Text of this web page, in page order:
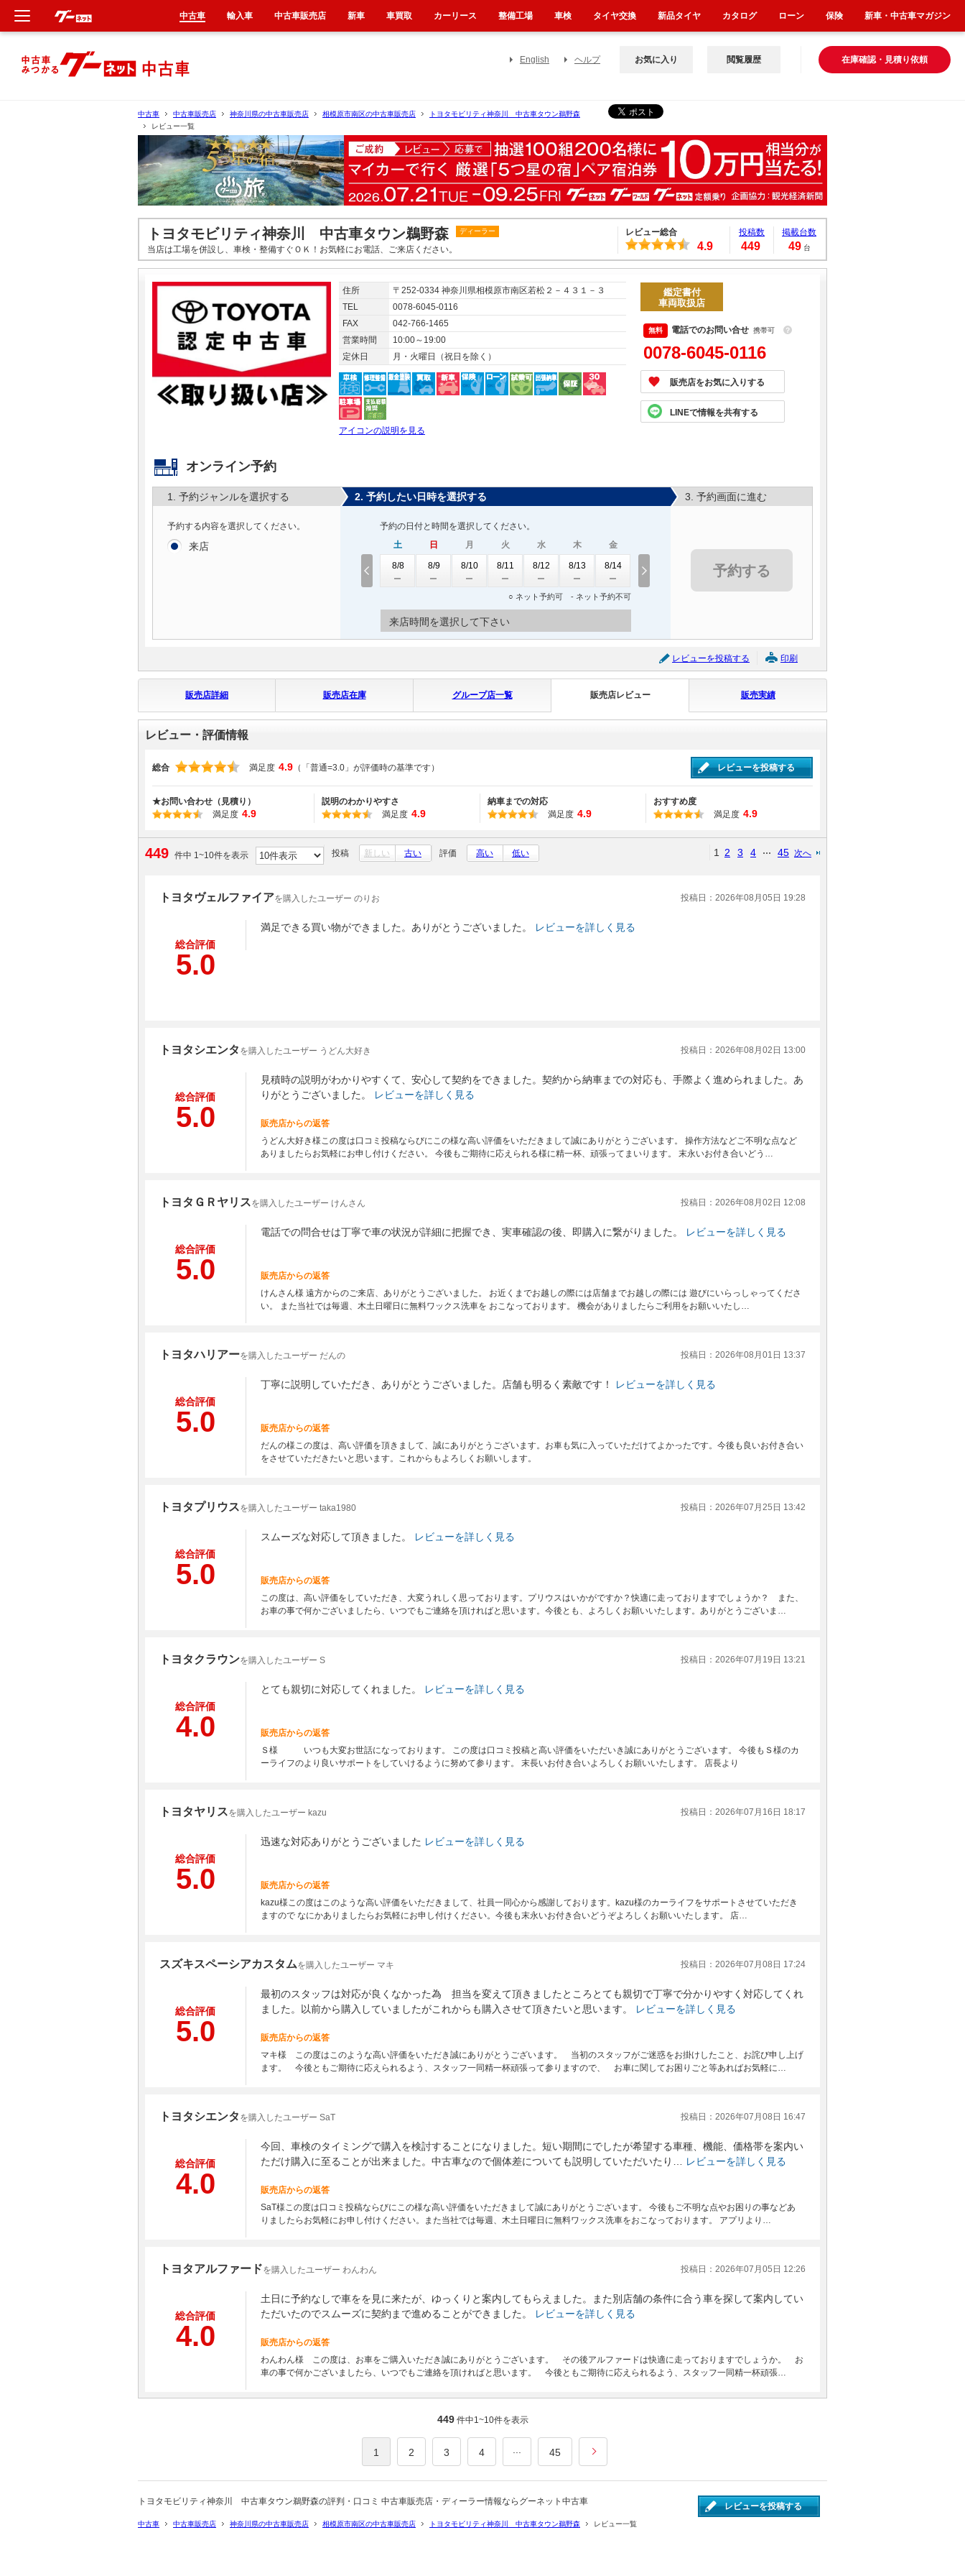
English ヘルプ 在庫確認・見積り依頼
お気に入り 閲覧履歴
中古車 中古車販売店 神奈川県の中古車販売店 相模原市南区の中古車販売店
トヨタモビリティ神奈川 中古車タウン鵜野森
レビュー一覧
トヨタモビリティ神奈川 中古車タウン鵜野森 ディーラー
当店は工場を併設し、車検・整備すぐＯＫ！お気軽にお電話、ご来店ください。
レビュー総合
4.9
投稿数
449
掲載台数
49 台
住所
〒252-0334 神奈川県相模原市南区若松２－４３１－３
TEL
0078-6045-0116
FAX
042-766-1465
営業時間
10:00～19:00
定休日
月・火曜日（祝日を除く）
アイコンの説明を見る
鑑定書付
車両取扱店
電話でのお問い合せ 携帯可 ？
0078-6045-0116
販売店をお気に入りする
LINEで情報を共有する
オンライン予約
1. 予約ジャンルを選択する
予約する内容を選択してください。
来店
2. 予約したい日時を選択する
予約の日付と時間を選択してください。
土
8/8
日
8/9
月
8/10
火
8/11
水
8/12
木
8/13
金
8/14
○ ネット予約可 - ネット予約不可
来店時間を選択して下さい
3. 予約画面に進む
予約する
レビューを投稿する 印刷
販売店詳細 販売店在庫 グループ店一覧 販売店レビュー 販売実績
レビュー・評価情報
総合 満足度 4.9 （「普通=3.0」が評価時の基準です） レビューを投稿する
★お問い合わせ（見積り）
満足度 4.9
説明のわかりやすさ
満足度 4.9
納車までの対応
満足度 4.9
おすすめ度
満足度 4.9
449 件中 1~10件を表示 投稿 新しい 古い 評価 高い 低い 1 2 3 4 45 次へ
トヨタヴェルファイアを購入したユーザー のりお 投稿日：2026年08月05日 19:28
総合評価
5.0
満足できる買い物ができました。ありがとうございました。 レビューを詳しく見る
トヨタシエンタ を購入したユーザー うどん大好き 投稿日：2026年08月02日 13:00
総合評価
5.0
見積時の説明がわかりやすくて、安心して契約をできました。契約から納車までの対応も、手際よく進められました。あ
りがとうございました。
レビューを詳しく見る
販売店からの返答
うどん大好き様この度は口コミ投稿ならびにこの様な高い評価をいただきまして誠にありがとうございます。 操作方法などご不明な点など
ありましたらお気軽にお申し付けください。 今後もご期待に応えられる様に精一杯、頑張ってまいります。 末永いお付き合いどう…
トヨタＧＲヤリスを購入したユーザー けんさん 投稿日：2026年08月02日 12:08
総合評価
5.0
電話での問合せは丁寧で車の状況が詳細に把握でき、実車確認の後、即購入に繋がりました。 レビューを詳しく見る
販売店からの返答
けんさん様 遠方からのご来店、ありがとうございました。 お近くまでお越しの際には店舗までお越しの際には 遊びにいらっしゃってくださ
い。 また当社では毎週、木土日曜日に無料ワックス洗車を おこなっております。 機会がありましたらご利用をお願いいたし…
トヨタハリアーを購入したユーザー だんの 投稿日：2026年08月01日 13:37
総合評価
5.0
丁寧に説明していただき、ありがとうございました。店舗も明るく素敵です！ レビューを詳しく見る
販売店からの返答
だんの様この度は、高い評価を頂きまして、誠にありがとうございます。お車も気に入っていただけてよかったです。今後も良いお付き合い
をさせていただきたいと思います。これからもよろしくお願いします。
トヨタプリウスを購入したユーザー taka1980 投稿日：2026年07月25日 13:42
総合評価
5.0
スムーズな対応して頂きました。 レビューを詳しく見る
販売店からの返答
この度は、高い評価をしていただき、大変うれしく思っております。プリウスはいかがですか？快適に走っておりますでしょうか？ また、
お車の事で何かございましたら、いつでもご連絡を頂ければと思います。今後とも、よろしくお願いいたします。ありがとうございま…
トヨタクラウンを購入したユーザー S 投稿日：2026年07月19日 13:21
総合評価
4.0
とても親切に対応してくれました。 レビューを詳しく見る
販売店からの返答
Ｓ様 いつも大変お世話になっております。 この度は口コミ投稿と高い評価をいただいき誠にありがとうございます。 今後もＳ様のカ
ーライフのより良いサポートをしていけるように努めて参ります。 末長いお付き合いよろしくお願いいたします。 店長より
トヨタヤリスを購入したユーザー kazu 投稿日：2026年07月16日 18:17
総合評価
5.0
迅速な対応ありがとうございました レビューを詳しく見る
販売店からの返答
kazu様この度はこのような高い評価をいただきまして、社員一同心から感謝しております。kazu様のカーライフをサポートさせていただき
ますので なにかありましたらお気軽にお申し付けください。今後も末永いお付き合いどうぞよろしくお願いいたします。 店…
スズキスペーシアカスタムを購入したユーザー マキ 投稿日：2026年07月08日 17:24
総合評価
5.0
最初のスタッフは対応が良くなかった為 担当を変えて頂きましたところとても親切で丁寧で分かりやすく対応してくれ
ました。以前から購入していましたがこれからも購入させて頂きたいと思います。
レビューを詳しく見る
販売店からの返答
マキ様 この度はこのような高い評価をいただき誠にありがとうございます。 当初のスタッフがご迷惑をお掛けしたこと、お詫び申し上げ
ます。 今後ともご期待に応えられるよう、スタッフ一同精一杯頑張って参りますので、 お車に関してお困りごと等あればお気軽に…
トヨタシエンタ を購入したユーザー SaT 投稿日：2026年07月08日 16:47
総合評価
4.0
今回、車検のタイミングで購入を検討することになりました。短い期間にでしたが希望する車種、機能、価格帯を案内い
ただけ購入に至ることが出来ました。中古車なので個体差についても説明していただいたり…
レビューを詳しく見る
販売店からの返答
SaT様この度は口コミ投稿ならびにこの様な高い評価をいただきまして誠にありがとうございます。 今後もご不明な点やお困りの事などあ
りましたらお気軽にお申し付けください。また当社では毎週、木土日曜日に無料ワックス洗車をおこなっております。 アプリより…
トヨタアルファードを購入したユーザー わんわん 投稿日：2026年07月05日 12:26
総合評価
4.0
土日に予約なしで車をを見に来たが、ゆっくりと案内してもらえました。また別店舗の条件に合う車を探して案内してい
ただいたのでスムーズに契約まで進めることができました。
レビューを詳しく見る
販売店からの返答
わんわん様 この度は、お車をご購入いただき誠にありがとうございます。 その後アルファードは快適に走っておりますでしょうか。 お
車の事で何かございましたら、いつでもご連絡を頂ければと思います。 今後ともご期待に応えられるよう、スタッフ一同精一杯頑張…
449 件中1~10件を表示
1 2 3 4 45
トヨタモビリティ神奈川 中古車タウン鵜野森の評判・口コミ 中古車販売店・ディーラー情報ならグーネット中古車 レビューを投稿する
中古車 中古車販売店 神奈川県の中古車販売店 相模原市南区の中古車販売店 トヨタモビリティ神奈川 中古車タウン鵜野森 レビュー一覧
中古車 輸入車 中古車販売店 新車 車買取 カーリース 整備工場 車検 タイヤ交換 新品タイヤ カタログ ローン 保険 新車・中古車マガジン
新車